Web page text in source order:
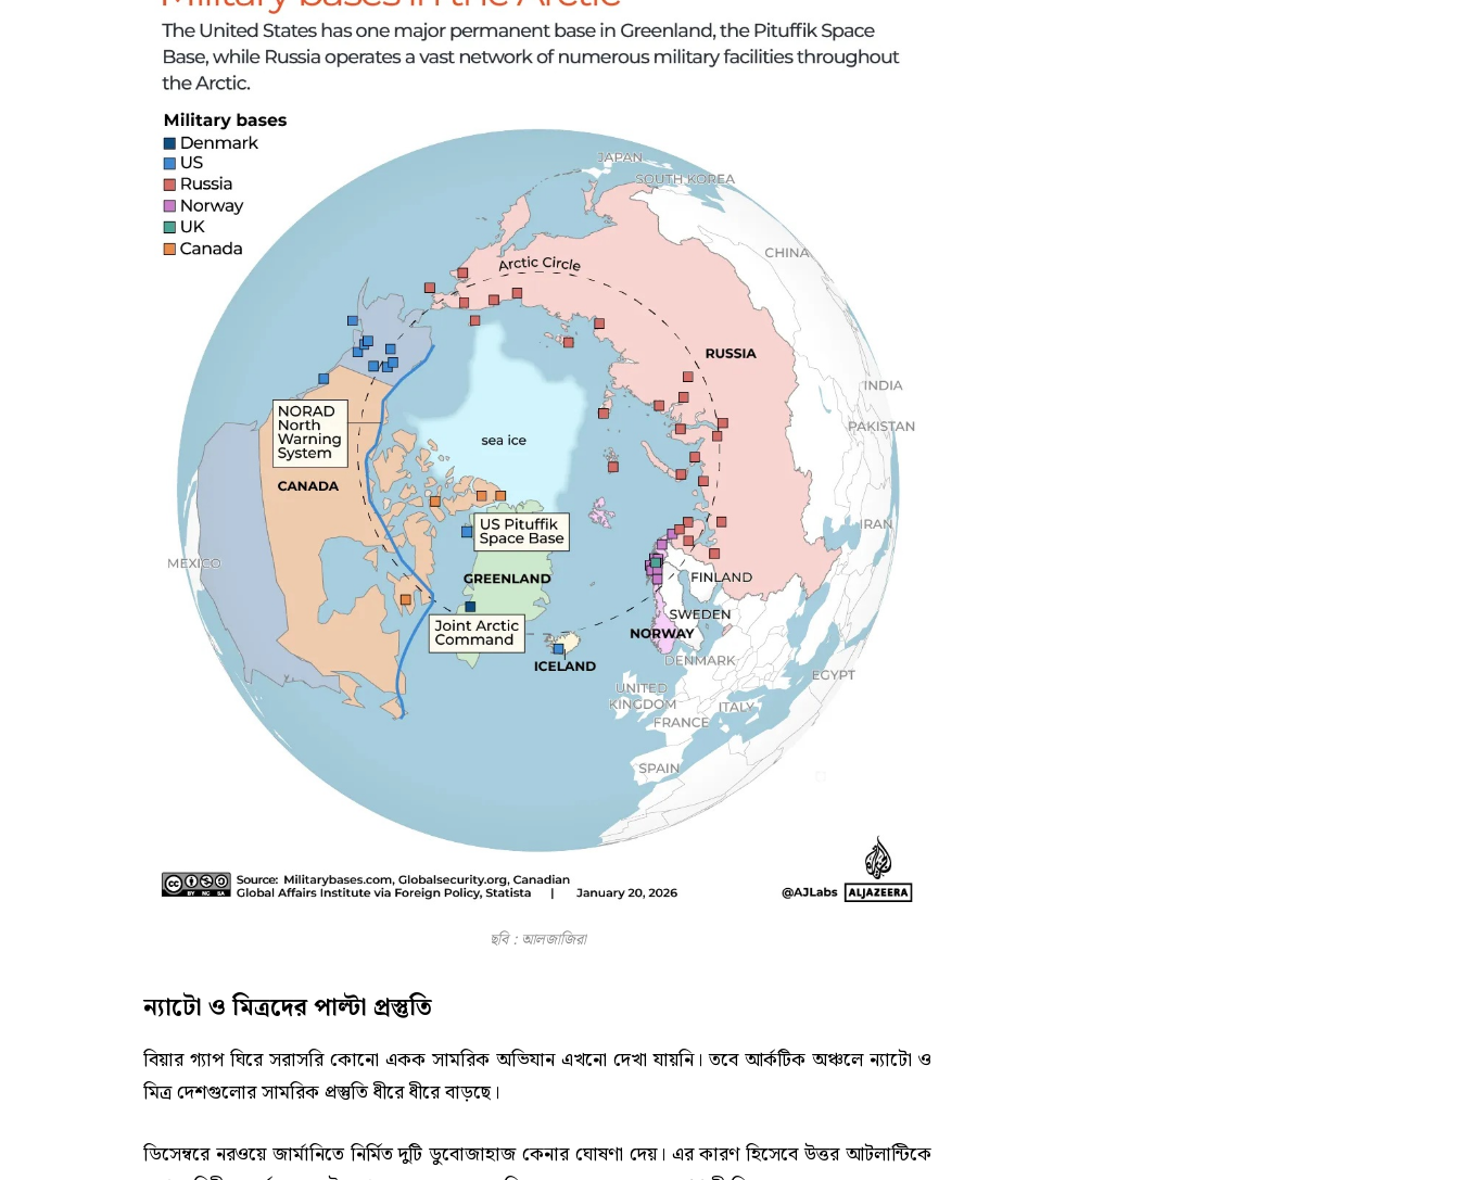
ছবি : আলজাজিরা
ন্যাটো ও মিত্রদের পাল্টা প্রস্তুতি
বিয়ার গ্যাপ ঘিরে সরাসরি কোনো একক সামরিক অভিযান এখনো দেখা যায়নি। তবে আর্কটিক অঞ্চলে ন্যাটো ও
মিত্র দেশগুলোর সামরিক প্রস্তুতি ধীরে ধীরে বাড়ছে।
ডিসেম্বরে নরওয়ে জার্মানিতে নির্মিত দুটি ডুবোজাহাজ কেনার ঘোষণা দেয়। এর কারণ হিসেবে উত্তর আটলান্টিকে